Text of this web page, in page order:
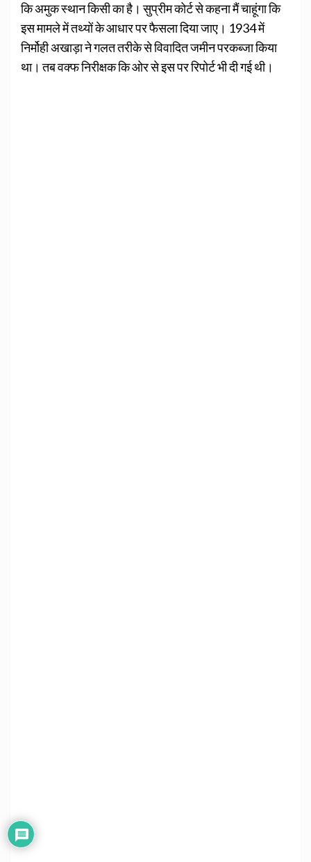
कि अमुक स्थान किसी का है। सुप्रीम कोर्ट से कहना मैं चाहूंगा कि
इस मामले में तथ्यों के आधार पर फैसला दिया जाए। 1934 में
निर्मोही अखाड़ा ने गलत तरीके से विवादित जमीन परकब्जा किया
था। तब वक्फ निरीक्षक कि ओर से इस पर रिपोर्ट भी दी गई थी।